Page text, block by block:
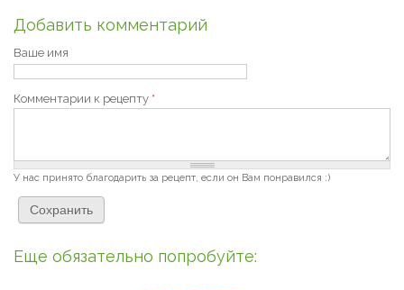
Добавить комментарий
Ваше имя
Комментарии к рецепту *
У нас принято благодарить за рецепт, если он Вам понравился :)
Еще обязательно попробуйте: